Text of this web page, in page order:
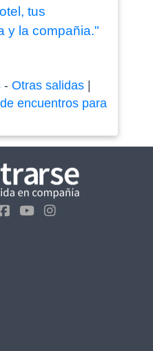
tus
y la compañia."
- Otras salidas|
encuentros para